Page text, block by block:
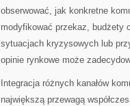
obserwować, jak konkretne
modyfikować przekaz, budżety
sytuacjach kryzysowych lub
opinie rynkowe może
Integracja różnych kanałów
największą przewagą